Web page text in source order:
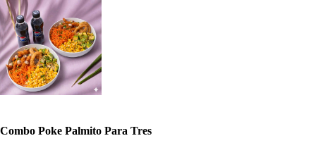
Combo Poke Palmito Para Tres